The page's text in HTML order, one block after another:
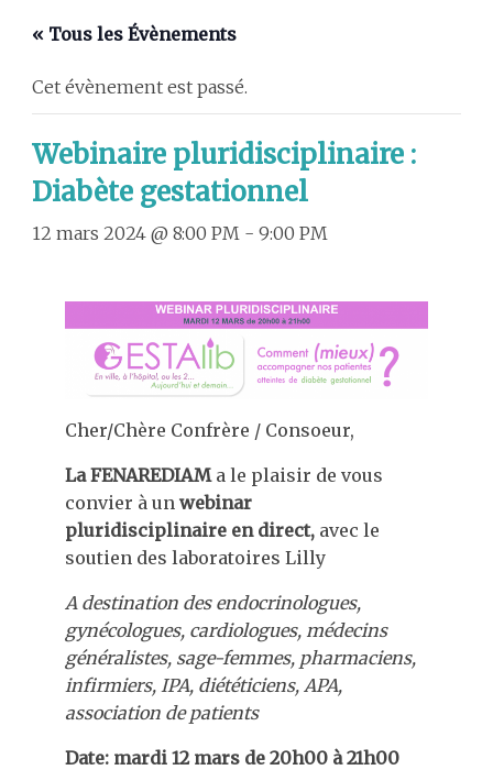
« Tous les Évènements
Cet évènement est passé.
Webinaire pluridisciplinaire :
Diabète gestationnel
12 mars 2024 @ 8:00 PM- 9:00 PM
Cher/Chère Confrère / Consoeur,
La FENAREDIAMa le plaisir de vous
convier à un webinar
pluridisciplinaire en direct, avec le
soutien des laboratoires Lilly
A destination des endocrinologues,
gynécologues, cardiologues, médecins
généralistes, sage-femmes, pharmaciens,
infirmiers, IPA, diététiciens, APA,
association de patients
Date: mardi 12 mars de 20h00 à 21h00